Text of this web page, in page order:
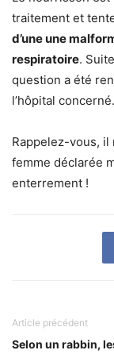
traitement et
d’une une
respiratoire.
question a été
l’hôpital concerné.
Rappelez-vous, il
femme déclarée
enterrement !
Article précédent
Selon un rabbin,